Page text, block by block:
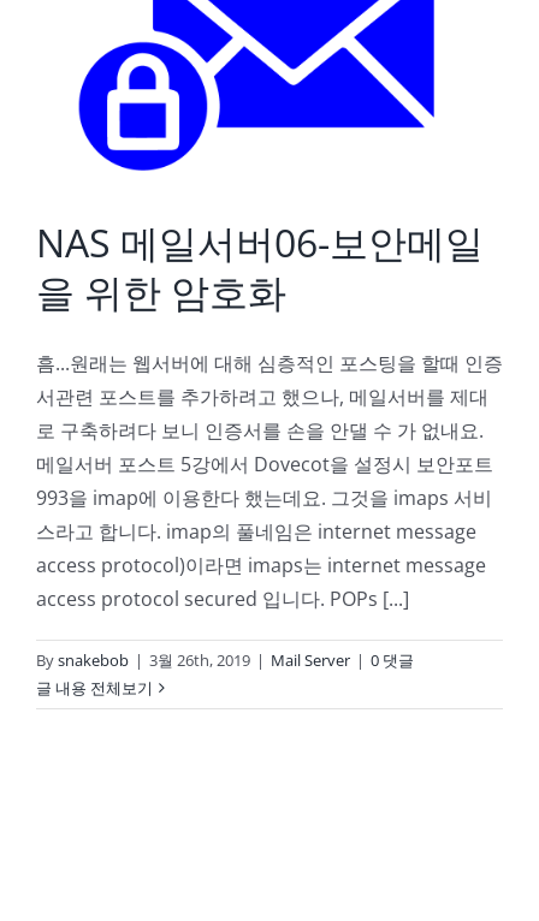
NAS 메일서버06-보안메일
을 위한 암호화
흠...원래는 웹서버에 대해 심층적인 포스팅을 할때 인증
서관련 포스트를 추가하려고 했으나, 메일서버를 제대
로 구축하려다 보니 인증서를 손을 안댈 수 가 없내요.
메일서버 포스트 5강에서 Dovecot을 설정시 보안포트
993을 imap에 이용한다 했는데요. 그것을 imaps 서비
스라고 합니다. imap의 풀네임은 internet message
access protocol)이라면 imaps는 internet message
access protocol secured 입니다. POPs [...]
Bysnakebob | 3월 26th, 2019 | Mail Server | 0 댓글
글 내용 전체보기